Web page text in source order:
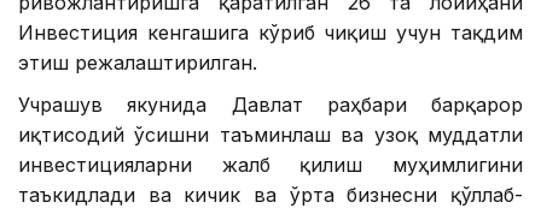
Инвестиция кенгашига кўриб чиқиш учун тақдим
этиш режалаштирилган.
Учрашув якунида Давлат раҳбари барқарор
иқтисодий ўсишни таъминлаш ва узоқ муддатли
инвестицияларни жалб қилиш муҳимлигини
таъкидлади ва кичик ва ўрта бизнесни қўллаб-